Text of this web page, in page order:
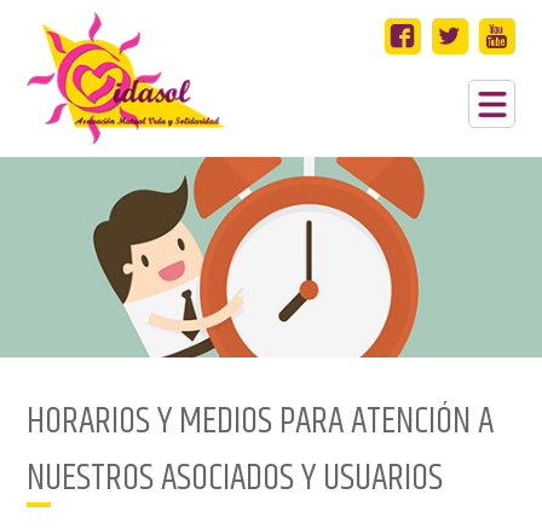
HORARIOS Y MEDIOS PARA ATENCIÓN A
NUESTROS ASOCIADOS Y USUARIOS